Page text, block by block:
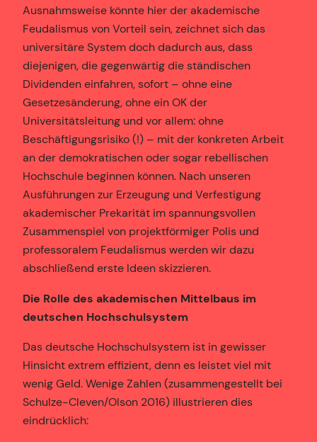
Ausnahmsweise könnte hier der akademische
Feudalismus von Vorteil sein, zeichnet sich das
universitäre System doch dadurch aus, dass
diejenigen, die gegenwärtig die ständischen
Dividenden einfahren, sofort – ohne eine
Gesetzesänderung, ohne ein OK der
Universitätsleitung und vor allem: ohne
Beschäftigungsrisiko (!) – mit der konkreten Arbeit
an der demokratischen oder sogar rebellischen
Hochschule beginnen können. Nach unseren
Ausführungen zur Erzeugung und Verfestigung
akademischer Prekarität im spannungsvollen
Zusammenspiel von projektförmiger Polis und
professoralem Feudalismus werden wir dazu
abschließend erste Ideen skizzieren.
Die Rolle des akademischen Mittelbaus im
deutschen Hochschulsystem
Das deutsche Hochschulsystem ist in gewisser
Hinsicht extrem effizient, denn es leistet viel mit
wenig Geld. Wenige Zahlen (zusammengestellt bei
Schulze-Cleven/Olson 2016) illustrieren dies
eindrücklich: